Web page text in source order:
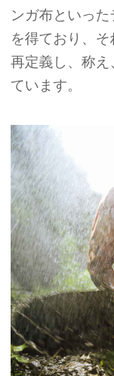
ンガ布といっ
を得ており、
再定義し、称
ています。